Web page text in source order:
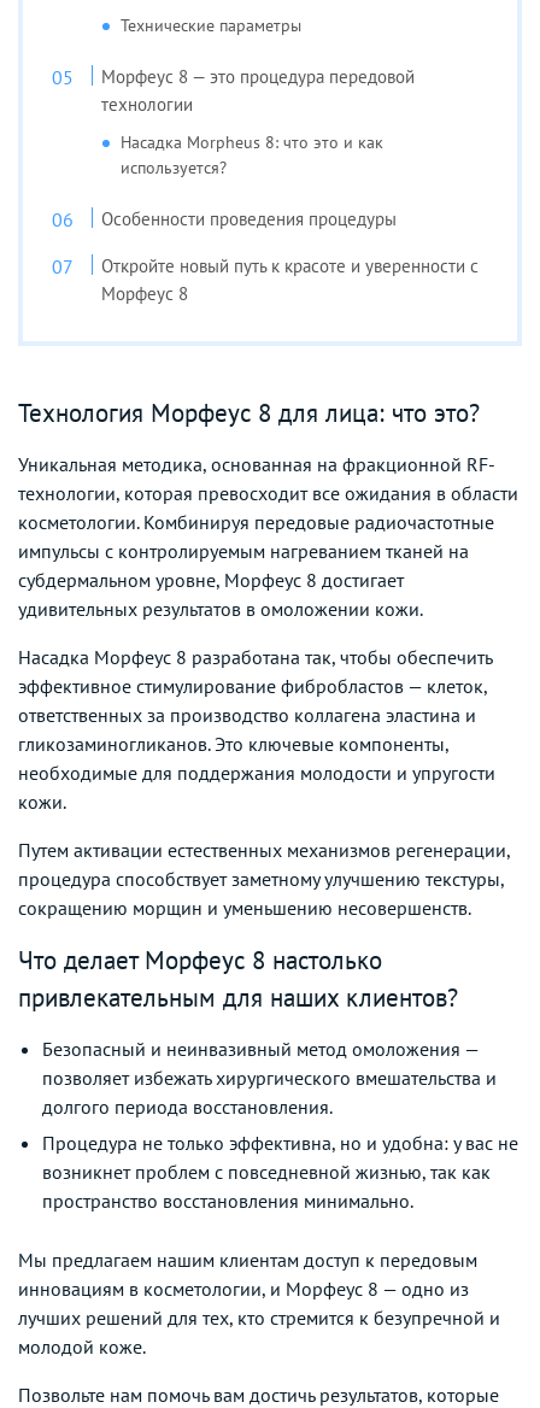
Технические параметры
Морфеус 8 — это процедура передовой
технологии
Насадка Morpheus 8: что это и как
используется?
Особенности проведения процедуры
Откройте новый путь к красоте и уверенности с
Морфеус 8
Технология Морфеус 8 для лица: что это?
Уникальная методика, основанная на фракционной RF-
технологии, которая превосходит все ожидания в области
косметологии. Комбинируя передовые радиочастотные
импульсы с контролируемым нагреванием тканей на
субдермальном уровне, Морфеус 8 достигает
удивительных результатов в омоложении кожи.
Насадка Морфеус 8 разработана так, чтобы обеспечить
эффективное стимулирование фибробластов — клеток,
ответственных за производство коллагена эластина и
гликозаминогликанов. Это ключевые компоненты,
необходимые для поддержания молодости и упругости
кожи.
Путем активации естественных механизмов регенерации,
процедура способствует заметному улучшению текстуры,
сокращению морщин и уменьшению несовершенств.
Что делает Морфеус 8 настолько
привлекательным для наших клиентов?
Безопасный и неинвазивный метод омоложения —
позволяет избежать хирургического вмешательства и
долгого периода восстановления.
Процедура не только эффективна, но и удобна: у вас не
возникнет проблем с повседневной жизнью, так как
пространство восстановления минимально.
Мы предлагаем нашим клиентам доступ к передовым
инновациям в косметологии, и Морфеус 8 — одно из
лучших решений для тех, кто стремится к безупречной и
молодой коже.
Позвольте нам помочь вам достичь результатов, которые